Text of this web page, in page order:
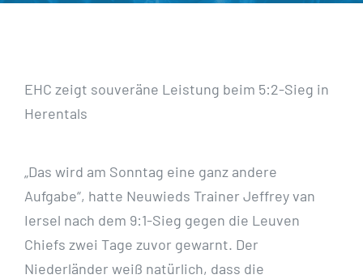
EHC zeigt souveräne Leistung beim 5:2-Sieg in
Herentals
„Das wird am Sonntag eine ganz andere
Aufgabe“, hatte Neuwieds Trainer Jeffrey van
Iersel nach dem 9:1-Sieg gegen die Leuven
Chiefs zwei Tage zuvor gewarnt. Der
Niederländer weiß natürlich, dass die